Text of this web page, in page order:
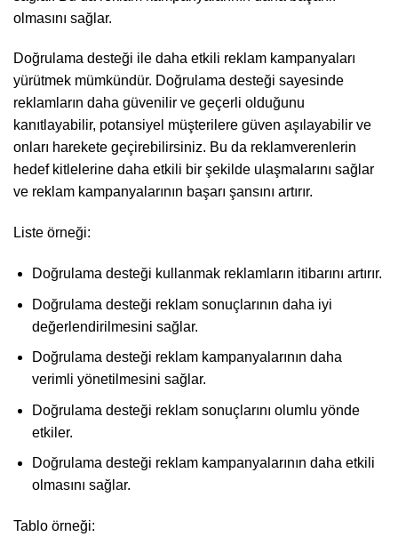
olmasını sağlar.
Doğrulama desteği ile daha etkili reklam kampanyaları
yürütmek mümkündür. Doğrulama desteği sayesinde
reklamların daha güvenilir ve geçerli olduğunu
kanıtlayabilir, potansiyel müşterilere güven aşılayabilir ve
onları harekete geçirebilirsiniz. Bu da reklamverenlerin
hedef kitlelerine daha etkili bir şekilde ulaşmalarını sağlar
ve reklam kampanyalarının başarı şansını artırır.
Liste örneği:
Doğrulama desteği kullanmak reklamların itibarını artırır.
Doğrulama desteği reklam sonuçlarının daha iyi
değerlendirilmesini sağlar.
Doğrulama desteği reklam kampanyalarının daha
verimli yönetilmesini sağlar.
Doğrulama desteği reklam sonuçlarını olumlu yönde
etkiler.
Doğrulama desteği reklam kampanyalarının daha etkili
olmasını sağlar.
Tablo örneği: